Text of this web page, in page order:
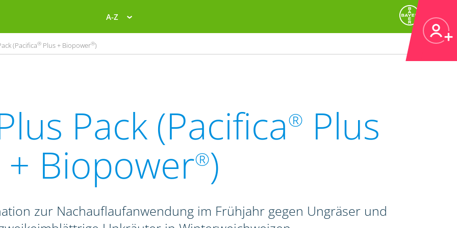
A-Z
(Pacifica® Plus + Biopower®)
Pack (Pacifica® Plus
+ Biopower®)
zur Nachauflaufanwendung im Frühjahr gegen Ungräser und